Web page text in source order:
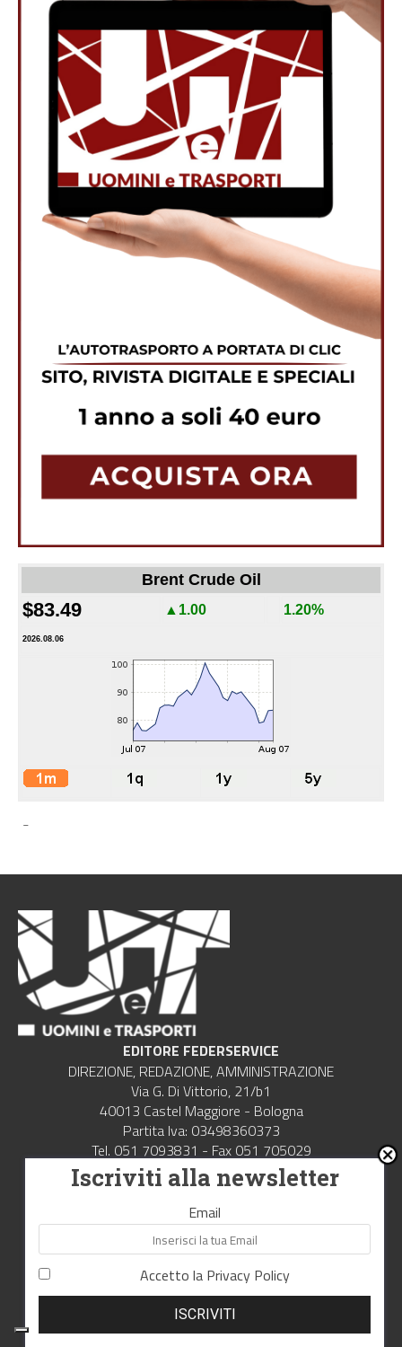
Brent Crude Oil
$83.49 ▲1.00 1.20%
2026.08.06
-
EDITORE FEDERSERVICE
DIREZIONE, REDAZIONE, AMMINISTRAZIONE
Via G. Di Vittorio, 21/b1
40013 Castel Maggiore - Bologna
Partita Iva: 03498360373
Tel. 051 7093831 - Fax 051 705029
Contattaci:redazione@uominietrasporti.it
La rivista
Abbonamento
La redazione
Contatti
Pubblicità e traffico
Iscriviti alla newsletter
Email
Accetto la Privacy Policy
ISCRIVITI